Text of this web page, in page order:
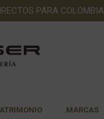
PARA COLOMBIA
MARCAS